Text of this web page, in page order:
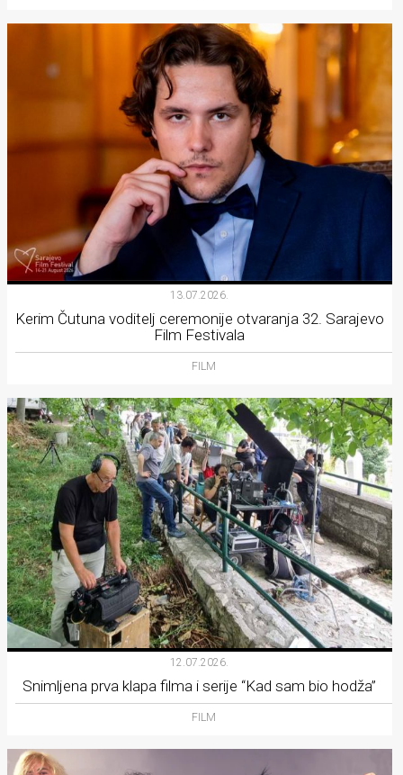
13.07.2026.
Kerim Čutuna voditelj ceremonije otvaranja 32. Sarajevo
Film Festivala
FILM
12.07.2026.
Snimljena prva klapa filma i serije “Kad sam bio hodža”
FILM